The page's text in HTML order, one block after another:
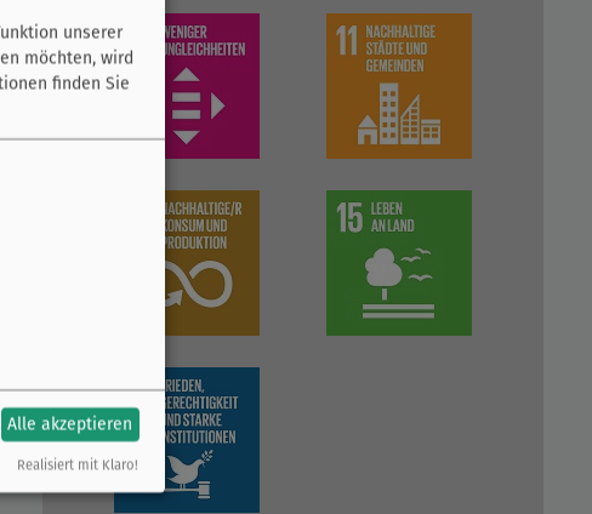
unserer
möchten, wird
finden Sie
Alle akzeptieren
Realisiert mit Klaro!